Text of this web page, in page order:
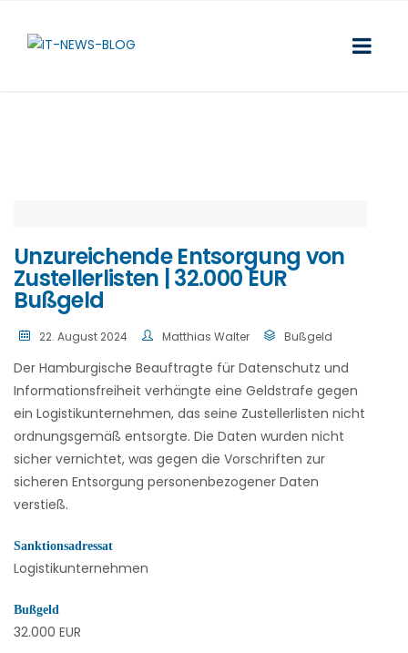
Unzureichende Entsorgung von
Zustellerlisten | 32.000 EUR
Bußgeld
22. August 2024 Matthias Walter Bußgeld
Der Hamburgische Beauftragte für Datenschutz und
Informationsfreiheit verhängte eine Geldstrafe gegen
ein Logistikunternehmen, das seine Zustellerlisten nicht
ordnungsgemäß entsorgte. Die Daten wurden nicht
sicher vernichtet, was gegen die Vorschriften zur
sicheren Entsorgung personenbezogener Daten
verstieß.
Sanktionsadressat
Logistikunternehmen
Bußgeld
32.000 EUR